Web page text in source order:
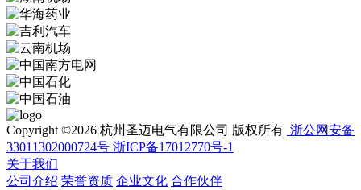
Copyright ©2026 杭州圣迈电气有限公司 版权所有 浙公网安备
33011302000724号 浙ICP备17012770号-1
关于我们
公司介绍 荣誉资质 企业文化 合作伙伴